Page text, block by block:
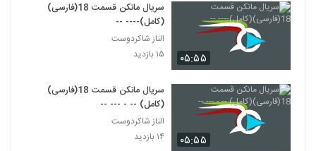
۰۵:۵۵
سریال مانکن قسمت 18(فارسی)
(کامل)---- --
الناز شاکردوست
۱۵ بازدید
۰۵:۵۵
سریال مانکن قسمت 18(فارسی)
(کامل) -- - --- --
الناز شاکردوست
۱۴ بازدید